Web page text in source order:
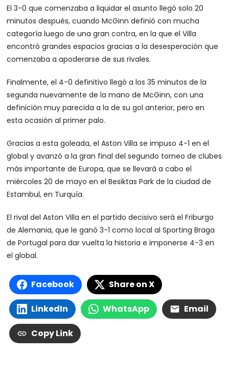
El 3-0 que comenzaba a liquidar el asunto llegó solo 20
minutos después, cuando McGinn definió con mucha
categoría luego de una gran contra, en la que el Villa
encontró grandes espacios gracias a la desesperación que
comenzaba a apoderarse de sus rivales.
Finalmente, el 4-0 definitivo llegó a los 35 minutos de la
segunda nuevamente de la mano de McGinn, con una
definición muy parecida a la de su gol anterior, pero en
esta ocasión al primer palo.
Gracias a esta goleada, el Aston Villa se impuso 4-1 en el
global y avanzó a la gran final del segundo torneo de clubes
más importante de Europa, que se llevará a cabo el
miércoles 20 de mayo en el Besiktas Park de la ciudad de
Estambul, en Turquía.
El rival del Aston Villa en el partido decisivo será el Friburgo
de Alemania, que le ganó 3-1 como local al Sporting Braga
de Portugal para dar vuelta la historia e imponerse 4-3 en
el global.
Facebook Share on X
LinkedIn WhatsApp Email
Copy Link